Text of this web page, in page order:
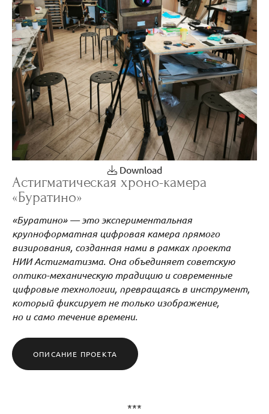
Download
Астигматическая хроно-камера
«Буратино»
«Буратино» — это экспериментальная
крупноформатная цифровая камера прямого
визирования, созданная нами в рамках проекта
НИИ Астигматизма. Она объединяет советскую
оптико-механическую традицию и современные
цифровые технологии, превращаясь в инструмент,
который фиксирует не только изображение,
но и само течение времени.
ОПИСАНИЕ ПРОЕКТА
***